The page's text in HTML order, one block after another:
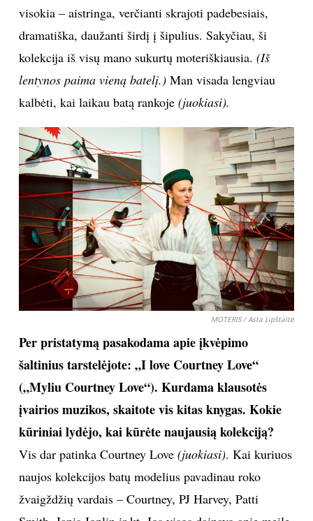
visokia – aistringa, verčianti skrajoti padebesiais,
dramatiška, daužanti širdį į šipulius. Sakyčiau, ši
kolekcija iš visų mano sukurtų moteriškiausia. (Iš
lentynos paima vieną batelį.)Man visada lengviau
kalbėti, kai laikau batą rankoje (juokiasi).
MOTERIS / Asta Lipštaitė
Per pristatymą pasakodama apie įkvėpimo
šaltinius tarstelėjote: „I love Courtney Love“
(„Myliu Courtney Love“). Kurdama klausotės
įvairios muzikos, skaitote vis kitas knygas. Kokie
kūriniai lydėjo, kai kūrėte naujausią kolekciją?
Vis dar patinka Courtney Love (juokiasi). Kai kuriuos
naujos kolekcijos batų modelius pavadinau roko
žvaigždžių vardais – Courtney, PJ Harvey, Patti